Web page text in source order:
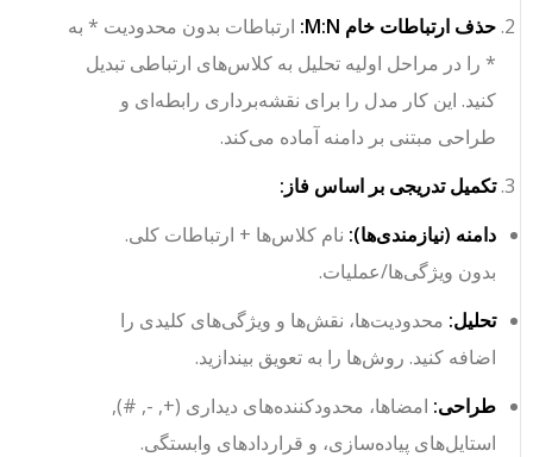
حذف ارتباطات خام M:N:
ارتباطات بدون محدودیت* به
را در مراحل اولیه تحلیل به کلاس‌های ارتباطی تبدیل
کنید. این کار مدل را برای نقشه‌برداری رابطه‌ای و
طراحی مبتنی بر دامنه آماده می‌کند.
تکمیل تدریجی بر اساس فاز:
دامنه (نیازمندی‌ها):نام کلاس‌ها + ارتباطات کلی.
بدون ویژگی‌ها/عملیات.
تحلیل:محدودیت‌ها، نقش‌ها و ویژگی‌های کلیدی را
اضافه کنید. روش‌ها را به تعویق بیندازید.
طراحی:امضاها، محدودکننده‌های دیداری (+
,
-
,
#
),
استایل‌های پیاده‌سازی، و قراردادهای وابستگی.